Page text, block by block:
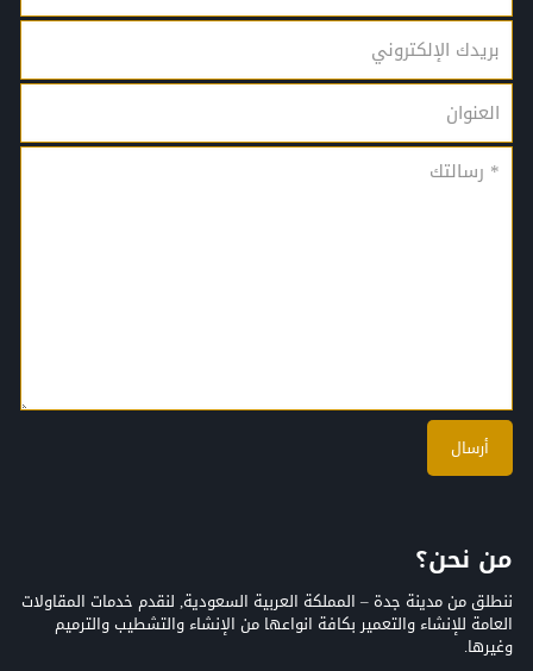
من نحن؟
ننطلق من مدينة جدة – المملكة العربية السعودية, لنقدم خدمات المقاولات
العامة للإنشاء والتعمير بكافة انواعها من الإنشاء والتشطيب والترميم
وغيرها.